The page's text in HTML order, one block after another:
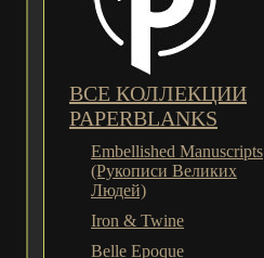
ВСЕ КОЛЛЕКЦИИ
PAPERBLANKS
Embellished Manuscripts
(Рукописи Великих
Людей)
Iron & Twine
Belle Epoque